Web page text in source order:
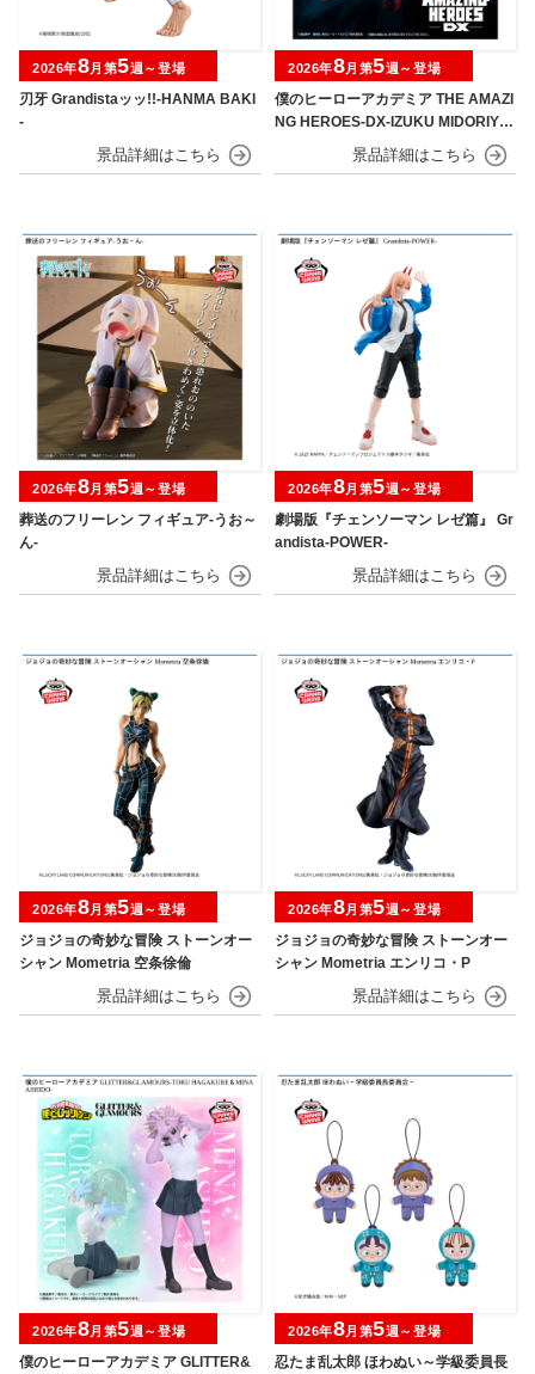
刃牙 Grandistaッッ!!-HANMA BAKI
-
2026年8月第5週～登場
僕のヒーローアカデミア THE AMAZI
NG HEROES-DX-IZUKU MIDORIYA
OVERLAY Ⅱ
2026年8月第5週～登場
葬送のフリーレン フィギュア-うお～
ん-
2026年8月第5週～登場
劇場版『チェンソーマン レゼ篇』 Gr
andista-POWER-
2026年8月第5週～登場
ジョジョの奇妙な冒険 ストーンオー
シャン Mometria 空条徐倫
2026年8月第5週～登場
ジョジョの奇妙な冒険 ストーンオー
シャン Mometria エンリコ・P
2026年8月第5週～登場
僕のヒーローアカデミア GLITTER&
2026年8月第5週～登場
忍たま乱太郎 ほわぬい～学級委員長
2026年8月第5週～登場